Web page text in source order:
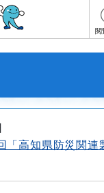
閲
「高知県防災関連